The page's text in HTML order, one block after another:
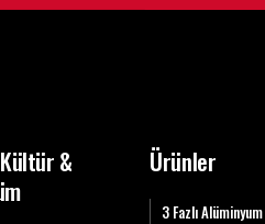
&
Ürünler
3 Fazlı